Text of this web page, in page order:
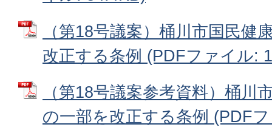
（第18号議案）桶川市国民健
改正する条例 (PDFファイル:
（第18号議案参考資料）桶川
の一部を改正する条例 (PDF